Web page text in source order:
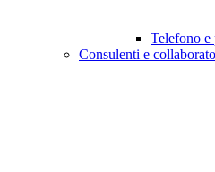
Telefono e
Consulenti e